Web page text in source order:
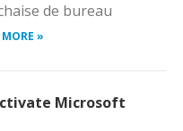
de bureau
MORE »
Microsoft